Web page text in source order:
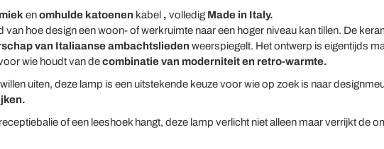
enomhulde katoenen kabel , volledig Made in Italy.
hoe design een woon- of werkruimte naar een hoger niveau kan tillen. De
van Italiaanse ambachtslieden weerspiegelt. Het ontwerp is eigentijds
wie houdt van decombinatie van moderniteit en retro-warmte.
uiten, deze lamp is een uitstekende keuze voor wie op zoek is naar
of een leeshoek hangt, deze lamp verlicht niet alleen maar verrijkt de